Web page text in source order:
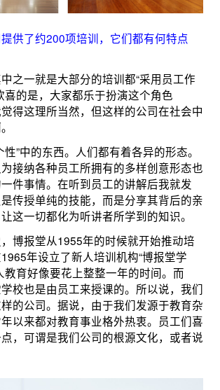
供了约200项培训，它们都有何特点
之一就是大部分的培训都“采用员工作
喜的是，大家都乐于扮演这个角色
觉得这理所当然，但这样的公司在社会中
”中的东西。人们都有着各异的形态。
接纳各种员工所拥有的多样创意形态也
件事情。在听到员工的讲解后我就发
传授单纯的技能，而是分享其背后的亲
这一切都化为听讲者所学到的知识。
博报堂从1955年的时候就开始推动培
年设立了新人培训机构“博报堂学
教育好像要花上整整一年的时间。而
校也是由员工来授课的。所以说，我们
的公司。据说，由于我们发源于教育杂
以来都对教育事业格外热衷。员工们喜
，可谓是我们公司的根源文化，或者说